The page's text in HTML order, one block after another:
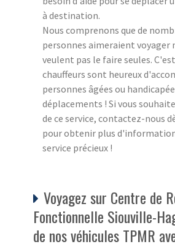
à destination.
Nous comprenons que de
personnes aimeraient voyager
veulent pas le faire seules.
chauffeurs sont heureux
personnes âgées ou
déplacements ! Si vous
de ce service, contactez-nous
pour obtenir plus
service précieux !
Voyagez sur Centre de
Fonctionnelle Siouville-
de nos véhicules TPMR